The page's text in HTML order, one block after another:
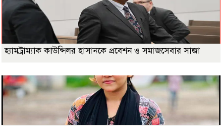
হ্যামট্রাম্যাক কাউন্সিলর হাসানকে প্রবেশন ও সমাজসেবার সাজা